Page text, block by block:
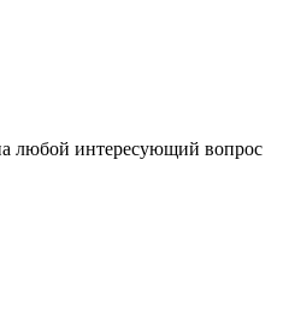
любой интересующий вопрос